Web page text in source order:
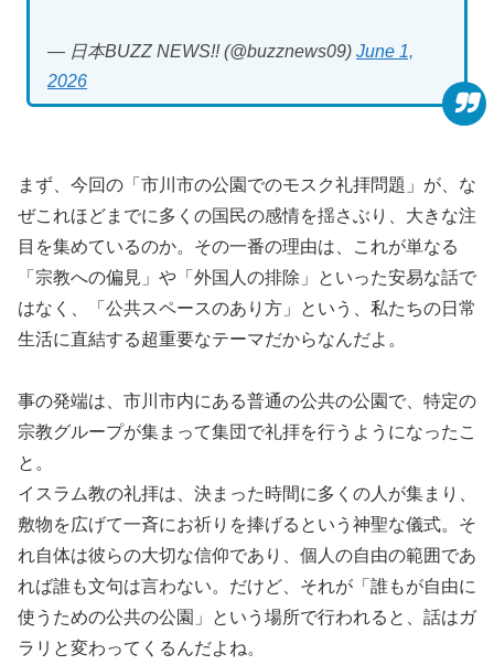
— 日本BUZZ NEWS!! (@buzznews09) June 1,
2026
まず、今回の「市川市の公園でのモスク礼拝問題」が、な
ぜこれほどまでに多くの国民の感情を揺さぶり、大きな注
目を集めているのか。その一番の理由は、これが単なる
「宗教への偏見」や「外国人の排除」といった安易な話で
はなく、「公共スペースのあり方」という、私たちの日常
生活に直結する超重要なテーマだからなんだよ。
事の発端は、市川市内にある普通の公共の公園で、特定の
宗教グループが集まって集団で礼拝を行うようになったこ
と。
イスラム教の礼拝は、決まった時間に多くの人が集まり、
敷物を広げて一斉にお祈りを捧げるという神聖な儀式。そ
れ自体は彼らの大切な信仰であり、個人の自由の範囲であ
れば誰も文句は言わない。だけど、それが「誰もが自由に
使うための公共の公園」という場所で行われると、話はガ
ラリと変わってくるんだよね。